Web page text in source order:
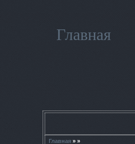
Главная
Главная » »